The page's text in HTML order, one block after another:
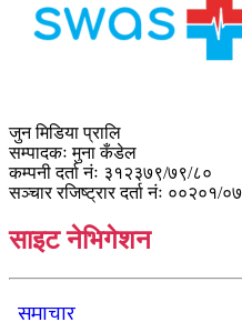
जुन मिडिया प्रालि
सम्पादकः मुना कँडेल
कम्पनी दर्ता नंः ३१२३७९/७९/८०
सञ्चार रजिष्ट्रार दर्ता नंः ००२०१/
साइट नेभिगेशन
समाचार